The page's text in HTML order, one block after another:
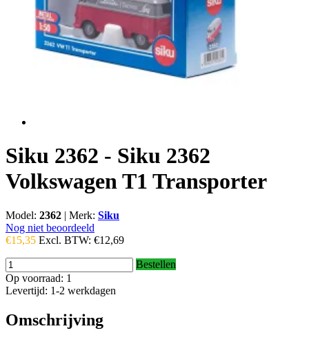
Siku 2362 - Siku 2362
Volkswagen T1 Transporter
Model: 2362 | Merk: Siku
Nog niet beoordeeld
€15,35 Excl. BTW: €12,69
Bestellen
Op voorraad: 1
Levertijd: 1-2 werkdagen
Omschrijving